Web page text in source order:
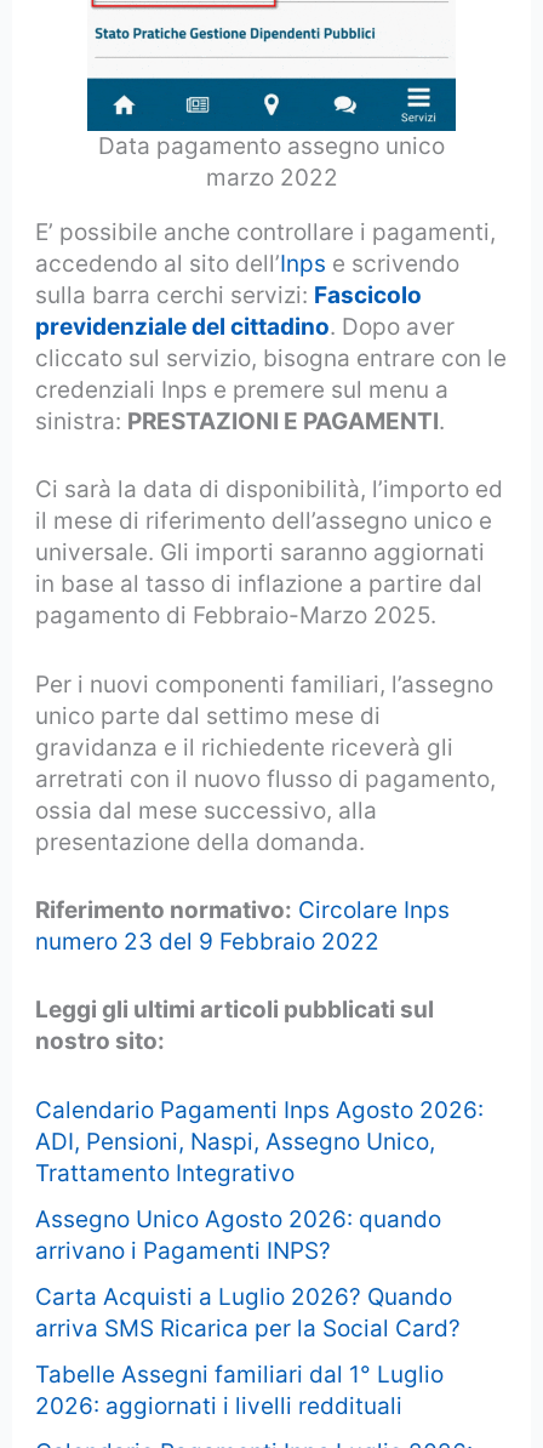
Data pagamento assegno unico
marzo 2022
E’ possibile anche controllare i pagamenti,
accedendo al sito dell’Inps e scrivendo
sulla barra cerchi servizi: Fascicolo
previdenziale del cittadino. Dopo aver
cliccato sul servizio, bisogna entrare con le
credenziali Inps e premere sul menu a
sinistra: PRESTAZIONI E PAGAMENTI.
Ci sarà la data di disponibilità, l’importo ed
il mese di riferimento dell’assegno unico e
universale. Gli importi saranno aggiornati
in base al tasso di inflazione a partire dal
pagamento di Febbraio-Marzo 2025.
Per i nuovi componenti familiari, l’assegno
unico parte dal settimo mese di
gravidanza e il richiedente riceverà gli
arretrati con il nuovo flusso di pagamento,
ossia dal mese successivo, alla
presentazione della domanda.
Riferimento normativo: Circolare Inps
numero 23 del 9 Febbraio 2022
Leggi gli ultimi articoli pubblicati sul
nostro sito:
Calendario Pagamenti Inps Agosto 2026:
ADI, Pensioni, Naspi, Assegno Unico,
Trattamento Integrativo
Assegno Unico Agosto 2026: quando
arrivano i Pagamenti INPS?
Carta Acquisti a Luglio 2026? Quando
arriva SMS Ricarica per la Social Card?
Tabelle Assegni familiari dal 1° Luglio
2026: aggiornati i livelli reddituali